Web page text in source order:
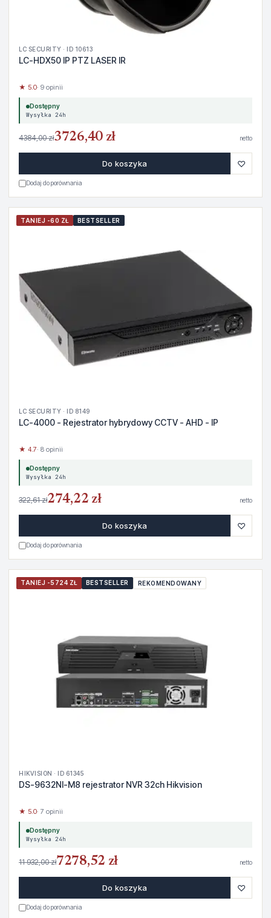
LC SECURITY · ID 10613
LC-HDX50 IP PTZ LASER IR
★ 5.0· 9 opinii
Dostępny
Wysyłka 24h
4384,00 zł3726,40 zł netto
Do koszyka ♡
Dodaj do porównania
TANIEJ -60 ZŁ BESTSELLER
LC SECURITY · ID 8149
LC-4000 - Rejestrator hybrydowy CCTV - AHD - IP
★ 4.7· 8 opinii
Dostępny
Wysyłka 24h
322,61 zł274,22 zł netto
Do koszyka ♡
Dodaj do porównania
TANIEJ -5724 ZŁ BESTSELLER REKOMENDOWANY
HIKVISION · ID 61345
DS-9632NI-M8 rejestrator NVR 32ch Hikvision
★ 5.0· 7 opinii
Dostępny
Wysyłka 24h
11 932,00 zł7278,52 zł netto
Do koszyka ♡
Dodaj do porównania